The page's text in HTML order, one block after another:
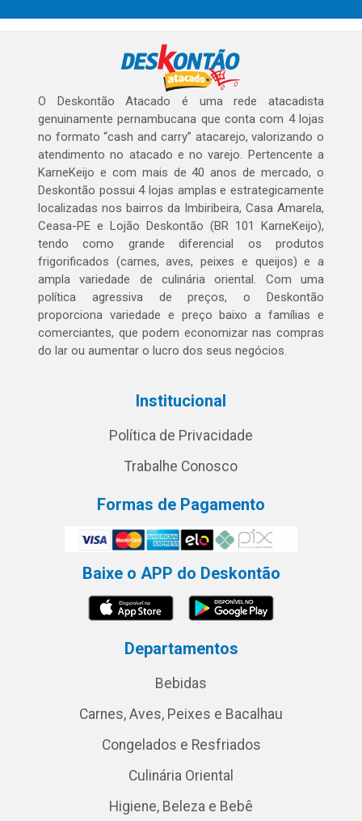
O Deskontão Atacado é uma rede atacadista
genuinamente pernambucana que conta com 4 lojas
no formato “cash and carry” atacarejo, valorizando o
atendimento no atacado e no varejo. Pertencente a
KarneKeijo e com mais de 40 anos de mercado, o
Deskontão possui 4 lojas amplas e estrategicamente
localizadas nos bairros da Imbiribeira, Casa Amarela,
Ceasa-PE e Lojão Deskontão (BR 101 KarneKeijo),
tendo como grande diferencial os produtos
frigorificados (carnes, aves, peixes e queijos) e a
ampla variedade de culinária oriental. Com uma
política agressiva de preços, o Deskontão
proporciona variedade e preço baixo a famílias e
comerciantes, que podem economizar nas compras
do lar ou aumentar o lucro dos seus negócios.
Institucional
Política de Privacidade
Trabalhe Conosco
Formas de Pagamento
Baixe o APP do Deskontão
Departamentos
Bebidas
Carnes, Aves, Peixes e Bacalhau
Congelados e Resfriados
Culinária Oriental
Higiene, Beleza e Bebê